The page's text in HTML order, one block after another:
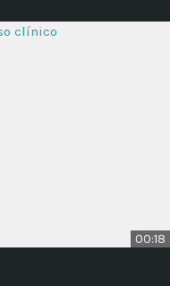
00:18